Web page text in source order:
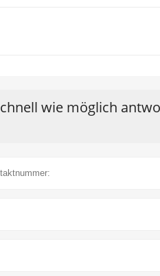
wie möglich